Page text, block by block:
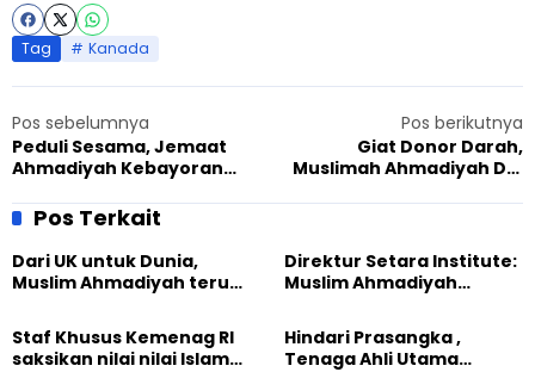
Tag Kanada
Pos sebelumnya
Peduli Sesama, Jemaat
Ahmadiyah Kebayoran
Pos berikutnya
Giat Donor Darah,
Muslimah Ahmadiyah DKI
Pos Terkait
Dari UK untuk Dunia,
Muslim Ahmadiyah terus
Kemanusiaan Global
Direktur Setara Institute:
Muslim Ahmadiyah
Dunia dari “Infrastruktur
Kemanusiaan”
Staf Khusus Kemenag RI
saksikan nilai nilai Islam
Hindari Prasangka ,
Tenaga Ahli Utama